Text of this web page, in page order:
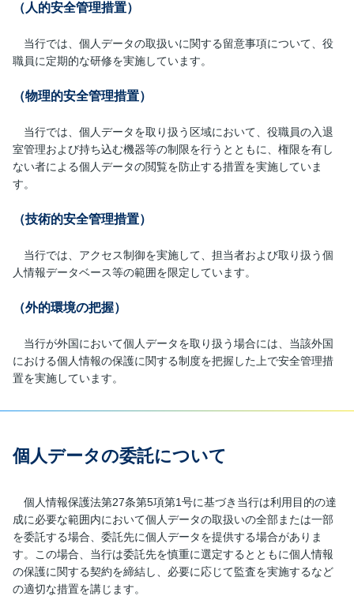
（人的安全管理措置）
当行では、個人データの取扱いに関する留意事項について、役
職員に定期的な研修を実施しています。
（物理的安全管理措置）
当行では、個人データを取り扱う区域において、役職員の入退
室管理および持ち込む機器等の制限を行うとともに、権限を有し
ない者による個人データの閲覧を防止する措置を実施していま
す。
（技術的安全管理措置）
当行では、アクセス制御を実施して、担当者および取り扱う個
人情報データベース等の範囲を限定しています。
（外的環境の把握）
当行が外国において個人データを取り扱う場合には、当該外国
における個人情報の保護に関する制度を把握した上で安全管理措
置を実施しています。
個人データの委託について
個人情報保護法第27条第5項第1号に基づき当行は利用目的の達
成に必要な範囲内において個人データの取扱いの全部または一部
を委託する場合、委託先に個人データを提供する場合がありま
す。この場合、当行は委託先を慎重に選定するとともに個人情報
の保護に関する契約を締結し、必要に応じて監査を実施するなど
の適切な措置を講じます。